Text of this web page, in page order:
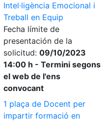
Intel·ligència Emocional i
Treball en Equip
Fecha límite de
presentación de la
solicitud: 09/10/2023
14:00 h - Termini segons
el web de l'ens
convocant
1 plaça de Docent per
impartir formació en